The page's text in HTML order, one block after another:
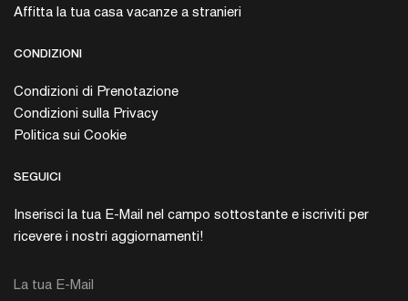
Affitta la tua casa vacanze a stranieri
CONDIZIONI
Condizioni di Prenotazione
Condizioni sulla Privacy
Politica sui Cookie
SEGUICI
Inserisci la tua E-Mail nel campo sottostante e iscriviti per
ricevere i nostri aggiornamenti!
La tua E-Mail